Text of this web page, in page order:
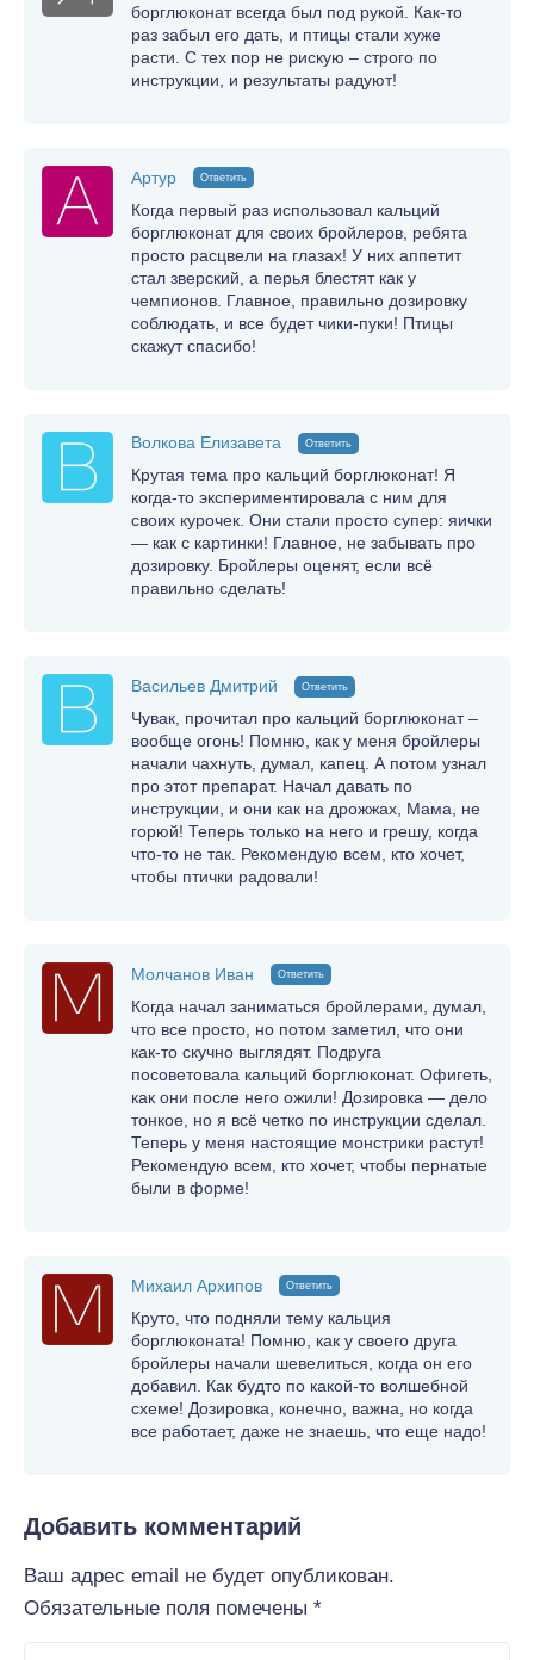
борглюконат всегда был под рукой. Как-то
раз забыл его дать, и птицы стали хуже
расти. С тех пор не рискую – строго по
инструкции, и результаты радуют!
Артур Ответить
Когда первый раз использовал кальций
борглюконат для своих бройлеров, ребята
просто расцвели на глазах! У них аппетит
стал зверский, а перья блестят как у
чемпионов. Главное, правильно дозировку
соблюдать, и все будет чики-пуки! Птицы
скажут спасибо!
Волкова Елизавета Ответить
Крутая тема про кальций борглюконат! Я
когда-то экспериментировала с ним для
своих курочек. Они стали просто супер: яички
— как с картинки! Главное, не забывать про
дозировку. Бройлеры оценят, если всё
правильно сделать!
Васильев Дмитрий Ответить
Чувак, прочитал про кальций борглюконат –
вообще огонь! Помню, как у меня бройлеры
начали чахнуть, думал, капец. А потом узнал
про этот препарат. Начал давать по
инструкции, и они как на дрожжах, Мама, не
горюй! Теперь только на него и грешу, когда
что-то не так. Рекомендую всем, кто хочет,
чтобы птички радовали!
Молчанов Иван Ответить
Когда начал заниматься бройлерами, думал,
что все просто, но потом заметил, что они
как-то скучно выглядят. Подруга
посоветовала кальций борглюконат. Офигеть,
как они после него ожили! Дозировка — дело
тонкое, но я всё четко по инструкции сделал.
Теперь у меня настоящие монстрики растут!
Рекомендую всем, кто хочет, чтобы пернатые
были в форме!
Михаил Архипов Ответить
Круто, что подняли тему кальция
борглюконата! Помню, как у своего друга
бройлеры начали шевелиться, когда он его
добавил. Как будто по какой-то волшебной
схеме! Дозировка, конечно, важна, но когда
все работает, даже не знаешь, что еще надо!
Добавить комментарий
Ваш адрес email не будет опубликован.
Обязательные поля помечены *